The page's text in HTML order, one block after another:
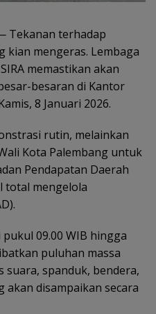
Tekanan terhadap
kian mengeras. Lembaga
memastikan akan
besaran di Kantor
8 Januari 2026.
rutin, melainkan
Kota Palembang untuk
Pendapatan Daerah
total mengelola
09.00 WIB hingga
puluhan massa
suara, spanduk, bendera,
disampaikan secara